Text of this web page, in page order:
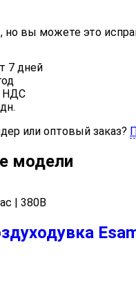
но вы можете это
7 дней
НДС
или оптовый заказ?
модели
| 380В